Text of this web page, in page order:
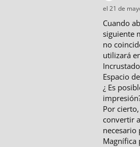
el 21 de
Cuando
siguiente
no
utilizará
Espacio
¿ Es
Por
convertir
necesario
Magnífica